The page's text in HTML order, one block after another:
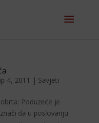
4, 2011 | Savjeti
Poduzeće je
da u poslovanju